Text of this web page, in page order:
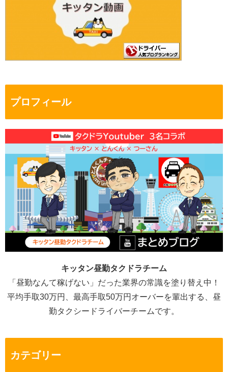
プロフィール
キッタン昼勤タクドラチーム
「昼勤なんて稼げない」だった業界の常識を塗り替え中！
平均手取30万円、最高手取50万円オーバーを輩出する、昼
勤タクシードライバーチームです。
カテゴリー